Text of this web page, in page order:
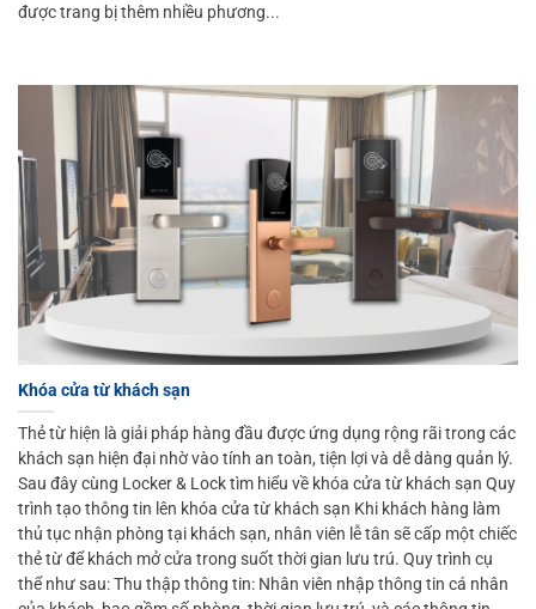
được trang bị thêm nhiều phương...
Khóa cửa từ khách sạn
Thẻ từ hiện là giải pháp hàng đầu được ứng dụng rộng rãi trong các
khách sạn hiện đại nhờ vào tính an toàn, tiện lợi và dễ dàng quản lý.
Sau đây cùng Locker & Lock tìm hiểu về khóa cửa từ khách sạn Quy
trình tạo thông tin lên khóa cửa từ khách sạn Khi khách hàng làm
thủ tục nhận phòng tại khách sạn, nhân viên lễ tân sẽ cấp một chiếc
thẻ từ để khách mở cửa trong suốt thời gian lưu trú. Quy trình cụ
thể như sau: Thu thập thông tin: Nhân viên nhập thông tin cá nhân